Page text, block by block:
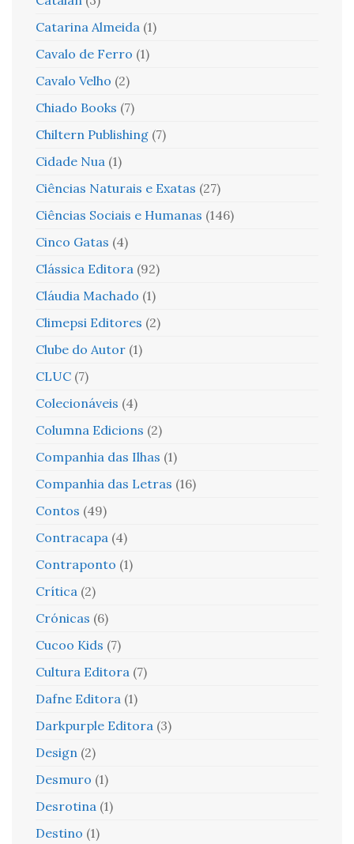
Catarina Almeida (1)
Cavalo de Ferro (1)
Cavalo Velho (2)
Chiado Books (7)
Chiltern Publishing (7)
Cidade Nua (1)
Ciências Naturais e Exatas (27)
Ciências Sociais e Humanas (146)
Cinco Gatas (4)
Clássica Editora (92)
Cláudia Machado (1)
Climepsi Editores (2)
Clube do Autor (1)
CLUC (7)
Colecionáveis (4)
Columna Edicions (2)
Companhia das Ilhas (1)
Companhia das Letras (16)
Contos (49)
Contracapa (4)
Contraponto (1)
Crítica (2)
Crónicas (6)
Cucoo Kids (7)
Cultura Editora (7)
Dafne Editora (1)
Darkpurple Editora (3)
Design (2)
Desmuro (1)
Desrotina (1)
Destino (1)